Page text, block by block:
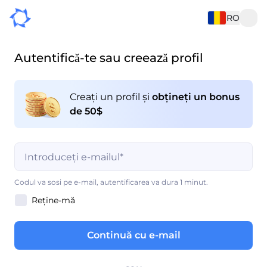
RO
Autentifică-te sau creează profil
Creați un profil și obțineți un bonus
de 50$
Codul va sosi pe e-mail, autentificarea va dura 1 minut.
Completarea câmpului este obligatorie
Reține-mă
Continuă cu e-mail